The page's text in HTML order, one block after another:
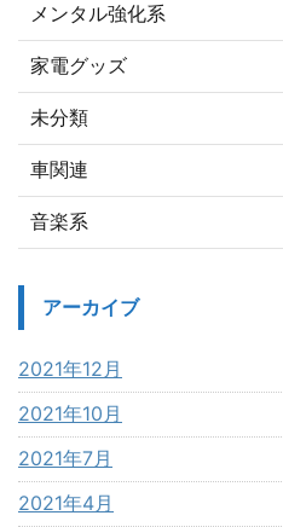
メンタル強化系
家電グッズ
未分類
車関連
音楽系
アーカイブ
2021年12月
2021年10月
2021年7月
2021年4月